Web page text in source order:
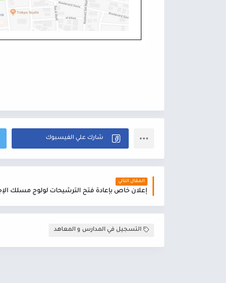
المقال التالي
التسجيل في المدارس و المعاهد